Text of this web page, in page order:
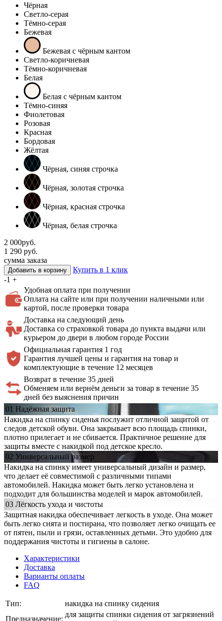
Чёрная
Светло-серая
Тёмно-серая
Бежевая
Бежевая с чёрным кантом
Светло-коричневая
Тёмно-коричневая
Белая
Белая с чёрным кантом
Тёмно-синяя
Фиолетовая
Розовая
Красная
Бордовая
Жёлтая
Чёрная, синяя строчка
Чёрная, золотая строчка
Чёрная, красная строчка
Чёрная, белая строчка
2 000руб.
1 290 руб.
сумма заказа
Добавить в корзину
Купить в 1 клик
-1 +
Удобная оплата при получении
Оплата на сайте или при получении наличными или
картой, после проверки товара
Доставка на следующий день
Доставка со страховкой товара до пункта выдачи или
курьером до двери в любом городе России
Официальная гарантия 1 год
Гарантия лучшей цены и гарантия на товар и
комплектующие в течение 12 месяцев
Возврат в течение 35 дней
Обменяем или вернём деньги за товар в течение 35
дней без выяснения причин
01 Надёжная защита
Накидка на спинку сиденья послужит отличной защитой от
следов детской обуви. Она закрывает всю площадь спинки,
плотно прилегает и не сбивается. Практичное решение для
защиты вместе с накидкой под детское кресло.
02 Универсальный размер
Накидка на спинку имеет универсальный дизайн и размер,
что делает её совместимой с различными типами
автомобилей. Накидка может быть легко установлена и
подходит для большинства моделей и марок автомобилей.
03 Лёгкость ухода и чистоты
Защитная накидка обеспечивает легкость в уходе. Она может
быть легко снята и постирана, что позволяет легко очищать ее
от пятен, пыли и грязи, оставленных детьми. Это удобно для
поддержания чистоты и гигиены в салоне.
Характеристики
Доставка
Варианты оплаты
FAQ
Тип:
накидка на спинку сидения
Предназначение:
для защиты спинки сидения от загрязнений